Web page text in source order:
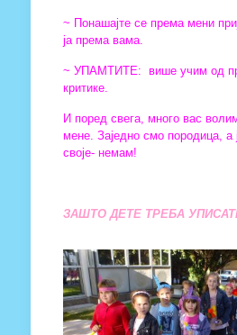
~ Понашајте се према мени
ја према вама.
~ УПАМТИТЕ: више учим од
критике.
И поред свега, много вас
мене. Заједно смо породица, а
своје- немам!
ЗАШТО ДЕТЕ ТРЕБА